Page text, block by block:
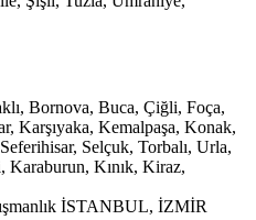
Bornova, Buca, Çiğli, Foça,
Karşıyaka, Kemalpaşa, Konak,
Selçuk, Torbalı, Urla,
Karaburun, Kınık, Kiraz,
İSTANBUL, İZMİR